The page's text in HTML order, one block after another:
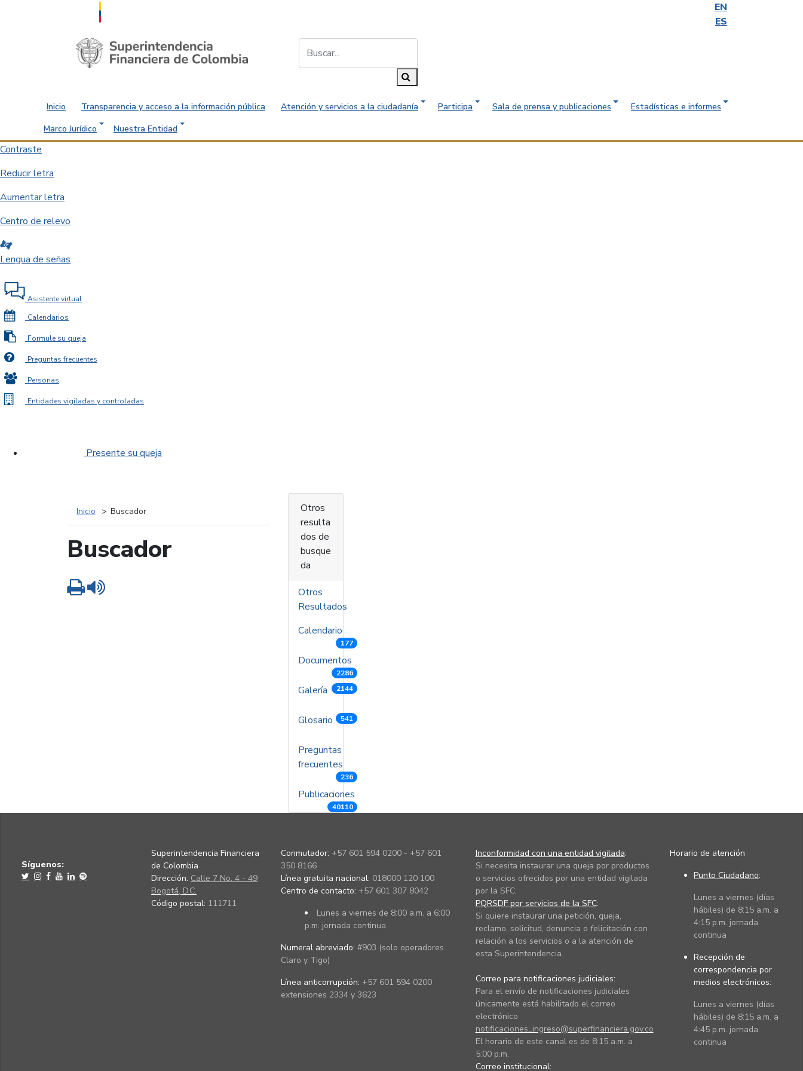
EN
ES
Saltar al contenido principal
Inicio Transparencia y acceso a la información pública Atención y servicios a la ciudadanía Participa Sala de prensa y publicaciones
Estadísticas e informes
Marco Jurídico
Nuestra Entidad
Contraste
Reducir letra
Aumentar letra
Centro de relevo
Lengua de señas
Asistente virtual
Calendarios
Formule su queja
Preguntas frecuentes
Personas
Entidades vigiladas y controladas
Presente su queja
Inicio Buscador
Buscador
Imprimir
Otros
resulta
dos de
busque
da
Otros
Resultados
Calendario
177
Documentos
2286
Galería 2144
Glosario 541
Preguntas
frecuentes
236
Publicaciones
40110
Síguenos:
Superintendencia Financiera
de Colombia
Dirección: Calle 7 No. 4 - 49
Bogotá, D.C.
Código postal: 111711
Conmutador: +57 601 594 0200 - +57 601
350 8166
Línea gratuita nacional: 018000 120 100
Centro de contacto: +57 601 307 8042
Lunes a viernes de 8:00 a.m. a 6:00
p.m. jornada continua.
Numeral abreviado: #903 (solo operadores
Claro y Tigo)
Línea anticorrupción: +57 601 594 0200
extensiones 2334 y 3623
Inconformidad con una entidad vigilada:
Si necesita instaurar una queja por productos
o servicios ofrecidos por una entidad vigilada
por la SFC.
PQRSDF por servicios de la SFC:
Si quiere instaurar una petición, queja,
reclamo, solicitud, denuncia o felicitación con
relación a los servicios o a la atención de
esta Superintendencia.
Correo para notificaciones judiciales:
Para el envío de notificaciones judiciales
únicamente está habilitado el correo
electrónico
notificaciones_ingreso@superfinanciera.gov.co
El horario de este canal es de 8:15 a.m. a
5:00 p.m.
Correo institucional:
Horario de atención
Punto Ciudadano:
Lunes a viernes (días
hábiles) de 8:15 a.m. a
4:15 p.m. jornada
continua
Recepción de
correspondencia por
medios electrónicos:
Lunes a viernes (días
hábiles) de 8:15 a.m. a
4:45 p.m. jornada
continua